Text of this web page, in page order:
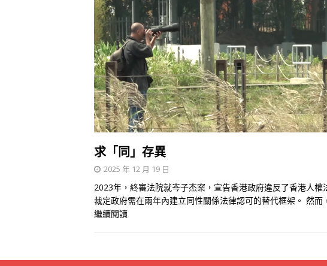
求「同」存異
2025 年 12 月 19 日
2023年，終審法院就岑子杰案，宣告香港政府違反了香港人
裁定政府需在兩年內建立同性關係法律認可的替代框架。 然
繼續閱讀